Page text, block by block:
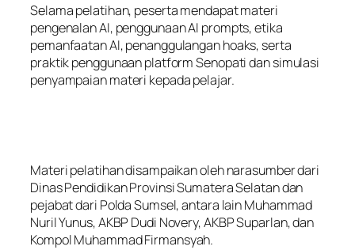
Selama pelatihan, peserta mendapat materi
pengenalan AI, penggunaan AI prompts, etika
pemanfaatan AI, penanggulangan hoaks, serta
praktik penggunaan platform Senopati dan simulasi
penyampaian materi kepada pelajar.
Materi pelatihan disampaikan oleh narasumber dari
Dinas Pendidikan Provinsi Sumatera Selatan dan
pejabat dari Polda Sumsel, antara lain Muhammad
Nuril Yunus, AKBP Dudi Novery, AKBP Suparlan, dan
Kompol Muhammad Firmansyah.